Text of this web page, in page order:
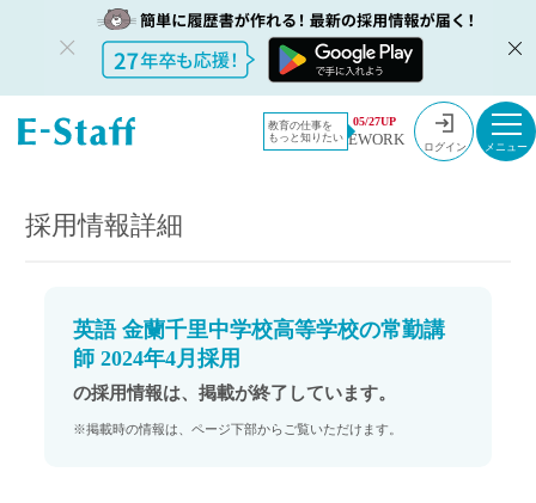
教育の仕事を
もっと知りたい
05/27UP
EWORK ログイン
教員採用情
報のイー・
採用情報
英語 金蘭千里中学校高等学校の常勤講師 2024年4月採用
採用情報詳細
英語 金蘭千里中学校高等学校の常勤講
師 2024年4月採用
の採用情報は、掲載が終了しています。
※掲載時の情報は、ページ下部からご覧いただけます。